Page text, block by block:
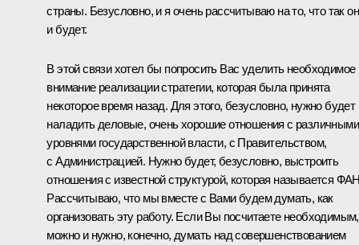
страны. Безусловно, и я очень рассчитываю на то, что так
и будет.
В этой связи хотел бы попросить Вас уделить необходимое
внимание реализации стратегии, которая была принята
некоторое время назад. Для этого, безусловно, нужно будет
наладить деловые, очень хорошие отношения с различными
уровнями государственной власти, с Правительством,
с Администрацией. Нужно будет, безусловно, выстроить
отношения с известной структурой, которая называется
Рассчитываю, что мы вместе с Вами будем думать, как
организовать эту работу. Если Вы посчитаете необходимым,
можно и нужно, конечно, думать над совершенствованием